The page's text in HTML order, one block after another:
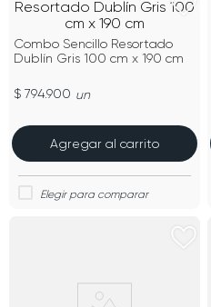
Combo Sencillo Resortado
Dublín Gris 100 cm x 190 cm
$ 794.900 un
Agregar al carrito